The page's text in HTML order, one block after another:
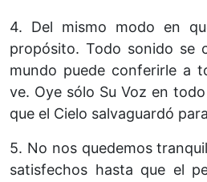
4. Del mismo modo en
propósito. Todo sonido se
mundo puede conferirle a
ve. Oye sólo Su Voz en
que el Cielo salvaguardó
5. No nos quedemos
satisfechos hasta que el